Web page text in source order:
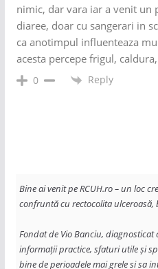
nimic, dar vara iar a venit un
diaree, doar cu sangerari in
ca anotimpul influenteaza
acesta percepe frigul,
0 Reply
Bine ai venit pe RCUH.ro – un loc
confruntă cu rectocolita
Fondat de Vio Banciu, diagnosticat
informații practice, sfaturi utile și
bine de perioadele mai grele si sa